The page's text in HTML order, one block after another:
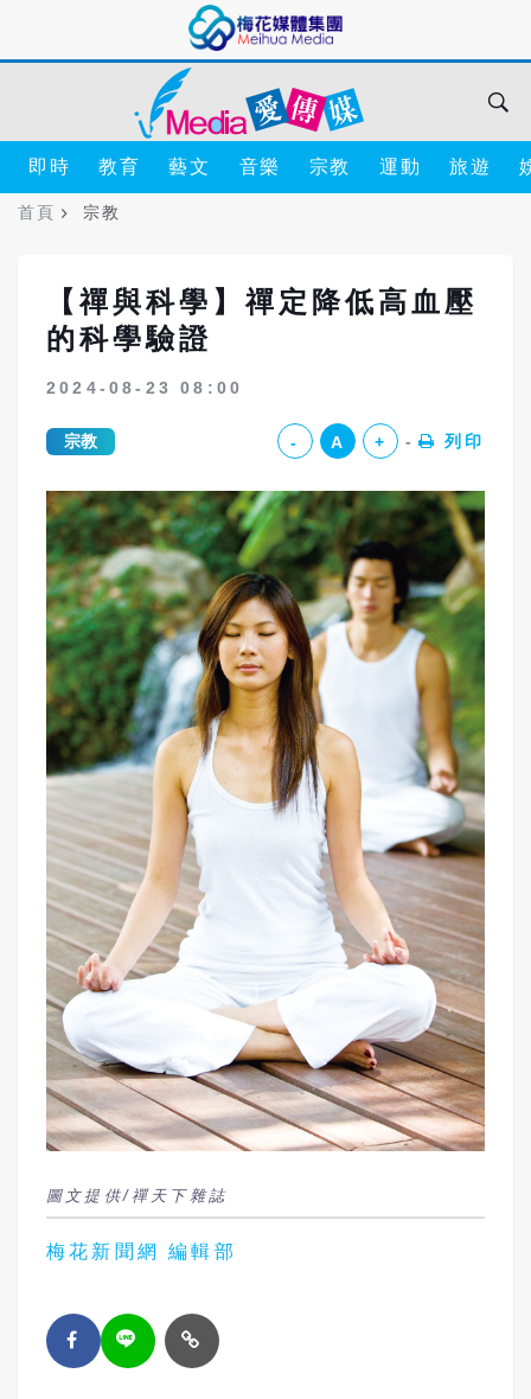
即時 教育 藝文 音樂 宗教 運動 旅遊
首頁 宗教
【禪與科學】禪定降低高血壓
的科學驗證
2024-08-23 08:00
宗教 - A + 列印
圖文提供/禪天下雜誌
梅花新聞網 編輯部